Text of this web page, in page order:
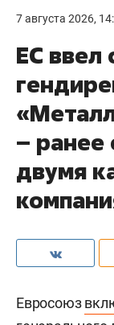
7 августа 2026,
ЕС ввел
– ранее
двумя
Евросоюз